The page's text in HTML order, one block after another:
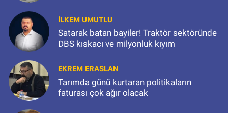
İLKEM UMUTLU
Satarak batan bayiler! Traktör sektöründe
DBS kıskacı ve milyonluk kıyım
EKREM ERASLAN
Tarımda günü kurtaran politikaların
faturası çok ağır olacak